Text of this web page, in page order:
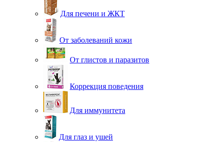
Для печени и ЖКТ
От заболеваний кожи
От глистов и паразитов
Коррекция поведения
Для иммунитета
Для глаз и ушей